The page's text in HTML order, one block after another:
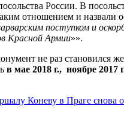
России. В
отношением и назвали
поступком и
Красной Армии»».
не раз становился
в мае 2018 г., ноябре 2017
Коневу в Праге снова